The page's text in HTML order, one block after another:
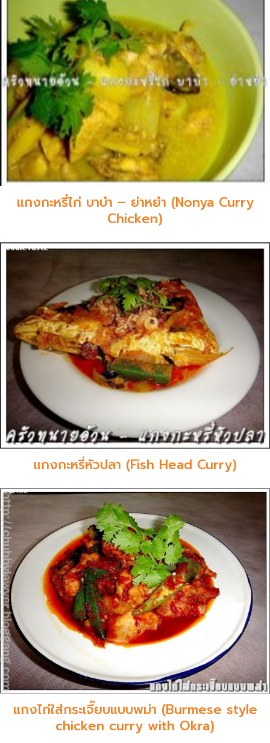
แกงกะหรี่ไก่ บาบ๋า – ย่าหย๋า (Nonya Curry
Chicken)
แกงกะหรี่หัวปลา (Fish Head Curry)
แกงไก่ใส่กระเจี๊ยบแบบพม่า (Burmese style
chicken curry with Okra)